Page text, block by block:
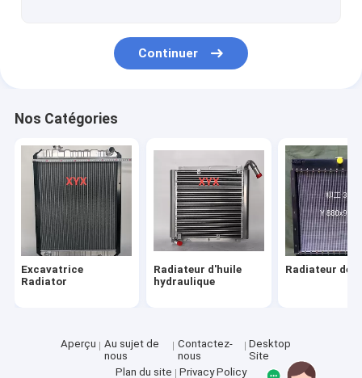
Continuer
Nos Catégories
Excavatrice
Radiator
Radiateur d'huile
hydraulique
Radiateur de
Aperçu
Au sujet de
nous
Contactez-
nous
Desktop
Site
Plan du site
Privacy Policy